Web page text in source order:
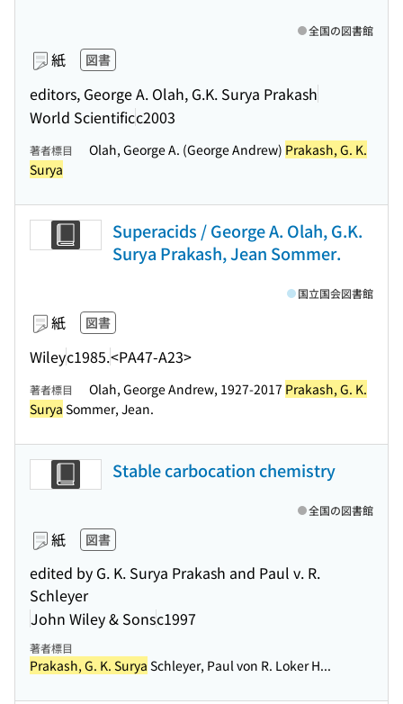
紙 図書
editors, George A. Olah, G.K. Surya Prakash
World Scientificc2003
全国の図書館
著者標目 Olah, George A. (George Andrew) Prakash, G. K.
Surya
Superacids / George A. Olah, G.K.
Surya Prakash, Jean Sommer.
紙 図書
Wileyc1985.<PA47-A23>
国立国会図書館
著者標目 Olah, George Andrew, 1927-2017 Prakash, G. K.
Surya Sommer, Jean.
Stable carbocation chemistry
紙 図書
edited by G. K. Surya Prakash and Paul v. R.
Schleyer
John Wiley & Sonsc1997
全国の図書館
著者標目
Prakash, G. K. Surya Schleyer, Paul von R. Loker H...